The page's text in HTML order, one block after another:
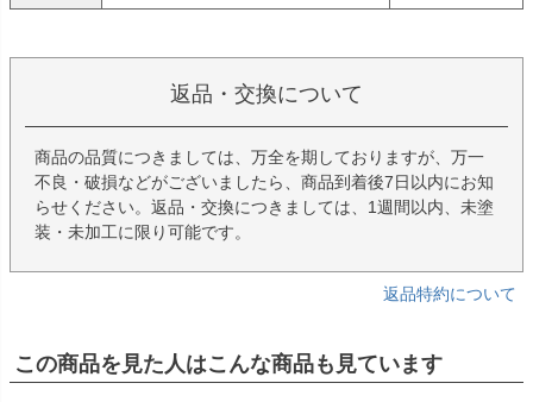
返品・交換について
商品の品質につきましては、万全を期しておりますが、万一
不良・破損などがございましたら、商品到着後7日以内にお知
らせください。返品・交換につきましては、1週間以内、未塗
装・未加工に限り可能です。
返品特約について
この商品を見た人はこんな商品も見ています